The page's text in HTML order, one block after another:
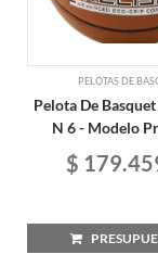
PELOTAS DE
Pelota De
N 6 - Modelo
$